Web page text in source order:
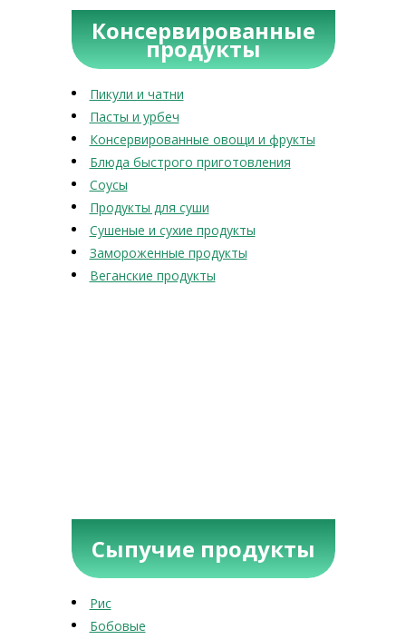
Консервированные
продукты
Пикули и чатни
Пасты и урбеч
Консервированные овощи и фрукты
Блюда быстрого приготовления
Соусы
Продукты для суши
Сушеные и сухие продукты
Замороженные продукты
Веганские продукты
Сыпучие продукты
Рис
Бобовые